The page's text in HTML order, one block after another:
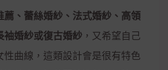
薦、蕾絲婚紗、法式婚紗、高領
袖婚紗或復古婚紗 ，又希望自己
性曲線，這類設計會是很有特色